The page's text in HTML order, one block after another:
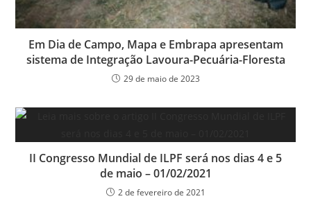
Em Dia de Campo, Mapa e Embrapa apresentam
sistema de Integração Lavoura-Pecuária-Floresta
29 de maio de 2023
II Congresso Mundial de ILPF será nos dias 4 e 5
de maio – 01/02/2021
2 de fevereiro de 2021